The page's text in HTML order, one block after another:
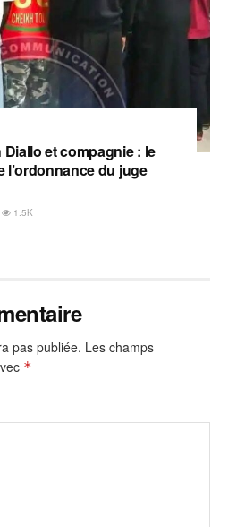
et compagnie : le
l’ordonnance du juge
1.5K
pas publiée. Les champs
*